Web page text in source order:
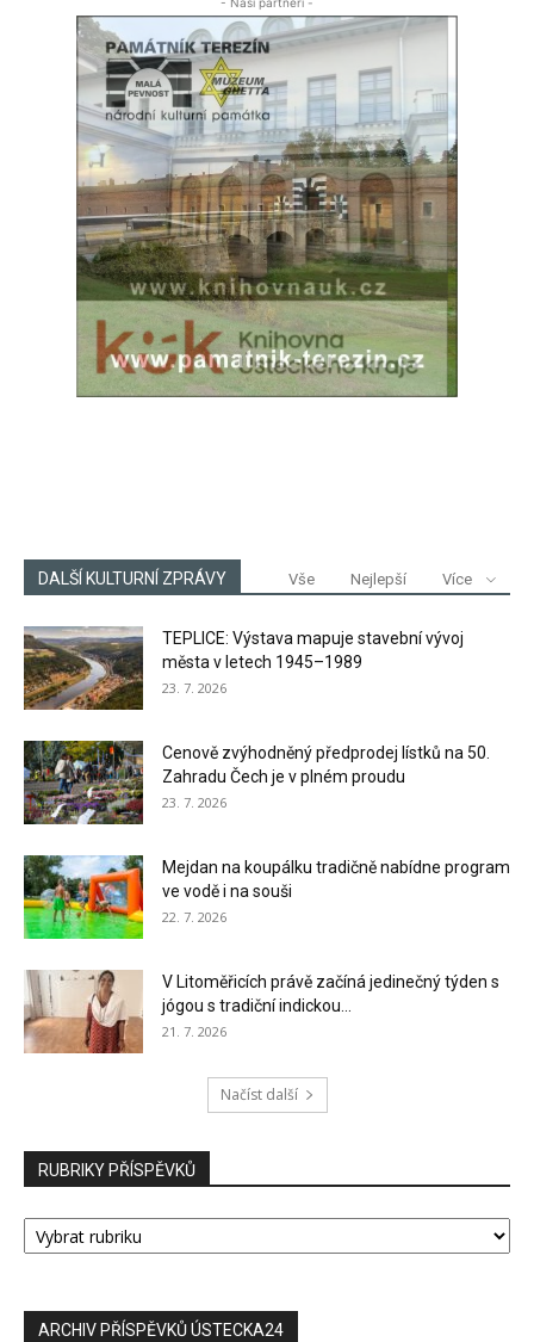
- Naši partneři -
DALŠÍ KULTURNÍ ZPRÁVY Vše Nejlepší Více
TEPLICE: Výstava mapuje stavební vývoj
města v letech 1945–1989
23. 7. 2026
Cenově zvýhodněný předprodej lístků na 50.
Zahradu Čech je v plném proudu
23. 7. 2026
Mejdan na koupálku tradičně nabídne program
ve vodě i na souši
22. 7. 2026
V Litoměřicích právě začíná jedinečný týden s
jógou s tradiční indickou...
21. 7. 2026
Načíst další
RUBRIKY PŘÍSPĚVKŮ
RUBRIKY
PŘÍSPĚVKŮ
ARCHIV PŘÍSPĚVKŮ ÚSTECKA24